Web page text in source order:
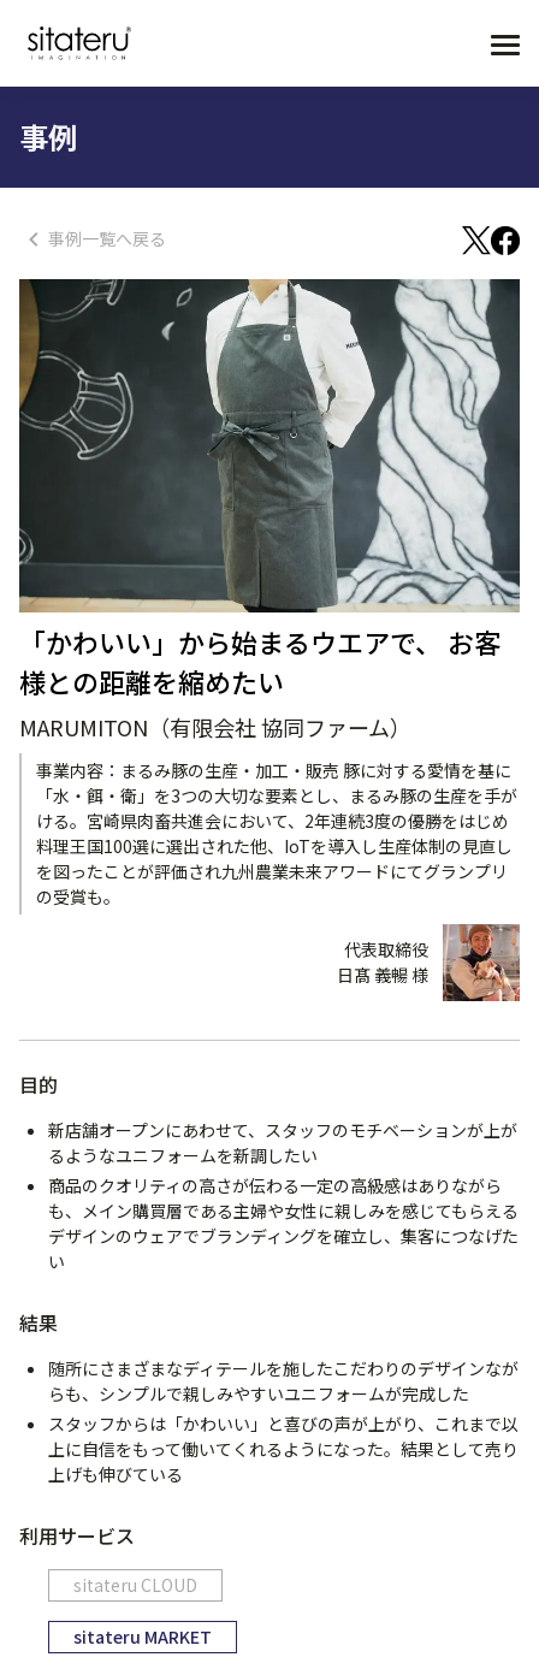
事例
事例一覧へ戻る
「かわいい」から始まるウエアで、 お客
様との距離を縮めたい
MARUMITON（有限会社 協同ファーム）
事業内容：まるみ豚の生産・加工・販売 豚に対する愛情を基に
「水・餌・衛」を3つの大切な要素とし、まるみ豚の生産を手が
ける。宮崎県肉畜共進会において、2年連続3度の優勝をはじめ
料理王国100選に選出された他、IoTを導入し生産体制の見直し
を図ったことが評価され九州農業未来アワードにてグランプリ
の受賞も。
代表取締役
日髙 義暢 様
目的
新店舗オープンにあわせて、スタッフのモチベーションが上が
るようなユニフォームを新調したい
商品のクオリティの高さが伝わる一定の高級感はありながら
も、メイン購買層である主婦や女性に親しみを感じてもらえる
デザインのウェアでブランディングを確立し、集客につなげた
い
結果
随所にさまざまなディテールを施したこだわりのデザインなが
らも、シンプルで親しみやすいユニフォームが完成した
スタッフからは「かわいい」と喜びの声が上がり、これまで以
上に自信をもって働いてくれるようになった。結果として売り
上げも伸びている
利用サービス
sitateru CLOUD
sitateru MARKET